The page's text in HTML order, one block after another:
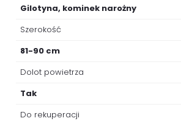
Gilotyna, kominek narożny
Szerokość
81-90 cm
Dolot powietrza
Tak
Do rekuperacji